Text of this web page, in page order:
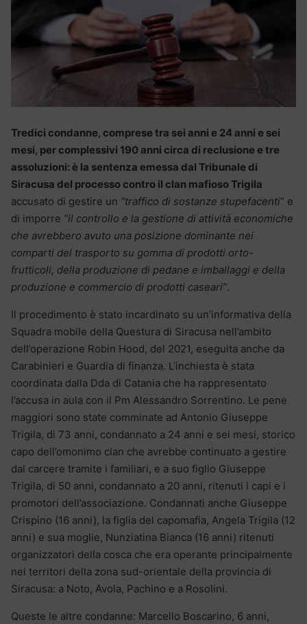
Tredici condanne, comprese tra sei anni e 24 anni e sei
mesi, per complessivi 190 anni circa di reclusione e tre
assoluzioni: è la sentenza emessa dal Tribunale di
Siracusa del processo contro il clan mafioso Trigila
accusato di gestire un “traffico di sostanze stupefacenti” e
di imporre “il controllo e la gestione di attività economiche
che avrebbero avuto una posizione dominante nei
comparti del trasporto su gomma di prodotti orto-
frutticoli, della produzione di pedane e imballaggi e della
produzione e commercio di prodotti caseari”.
Il procedimento è stato incardinato su un’informativa della
Squadra mobile della Questura di Siracusa nell’ambito
dell’operazione Robin Hood, del 2021, eseguita anche da
Carabinieri e Guardia di finanza. L’inchiesta è stata
coordinata dalla Dda di Catania che ha rappresentato
l’accusa in aula con il Pm Alessandro Sorrentino. Le pene
maggiori sono state comminate ad Antonio Giuseppe
Trigila, di 73 anni, condannato a 24 anni e sei mesi, storico
capo dell’omonimo clan che avrebbe continuato a gestire
dal carcere tramite i familiari, e a suo figlio Giuseppe
Trigila, di 50 anni, condannato a 20 anni, ritenuti i capi e i
promotori dell’associazione. Condannati anche Giuseppe
Crispino (16 anni), la figlia del capomafia, Angela Trigila (12
anni) e sua moglie, Nunziatina Bianca (16 anni) ritenuti
organizzatori della cosca che era operante principalmente
nei territori della zona sud-orientale della provincia di
Siracusa: a Noto, Avola, Pachino e a Rosolini.
Queste le altre condanne: Marcello Boscarino, 6 anni,